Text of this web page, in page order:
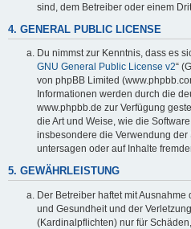
sind, dem Betreiber oder einem
4. GENERAL PUBLIC LICENSE
Du nimmst zur Kenntnis, dass es
GNU General Public License v2“
von phpBB Limited
Informationen werden durch die
www.phpbb.de zur Verfügung
die Art und Weise, wie die
insbesondere die Verwendung
untersagen oder auf Inhalte
5. GEWÄHRLEISTUNG
Der Betreiber haftet mit
und Gesundheit und der
(Kardinalpflichten) nur für